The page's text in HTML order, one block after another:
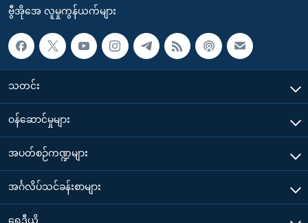
ဗွီအိုအေ လူမှုကွန်ယက်များ
သတင်း
၀န်ဆောင်မှုများ
အပတ်စဉ်ကဏ္ဍများ
အင်္ဂလိပ်သင်ခန်းစာများ
ရေဒီယို